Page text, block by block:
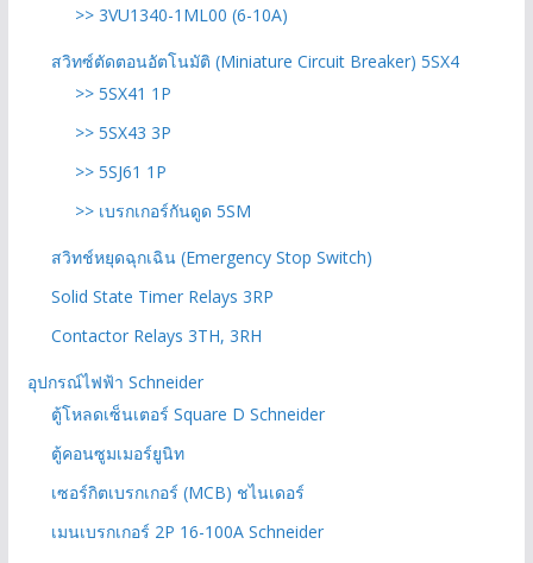
>> 3VU1340-1ML00 (6-10A)
สวิทซ์ตัดตอนอัตโนมัติ (Miniature Circuit Breaker) 5SX4
>> 5SX41 1P
>> 5SX43 3P
>> 5SJ61 1P
>> เบรกเกอร์กันดูด 5SM
สวิทช์หยุดฉุกเฉิน (Emergency Stop Switch)
Solid State Timer Relays 3RP
Contactor Relays 3TH, 3RH
อุปกรณ์ไฟฟ้า Schneider
ตู้โหลดเซ็นเตอร์ Square D Schneider
ตู้คอนซูมเมอร์ยูนิท
เซอร์กิตเบรกเกอร์ (MCB) ชไนเดอร์
เมนเบรกเกอร์ 2P 16-100A Schneider